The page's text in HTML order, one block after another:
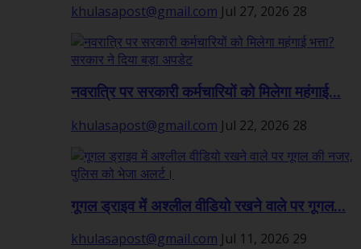
khulasapost@gmail.com Jul 27, 2026 28
नवरात्रि पर सरकारी कर्मचारियों को मिलेगा महंगाई...
khulasapost@gmail.com Jul 22, 2026 28
गूगल ड्राइव में अश्लील वीडियो रखने वाले पर गूगल...
khulasapost@gmail.com Jul 11, 2026 29